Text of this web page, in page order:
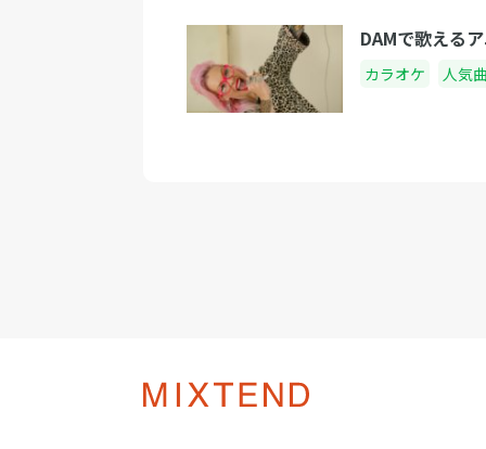
DAMで歌える
カラオケ 人気